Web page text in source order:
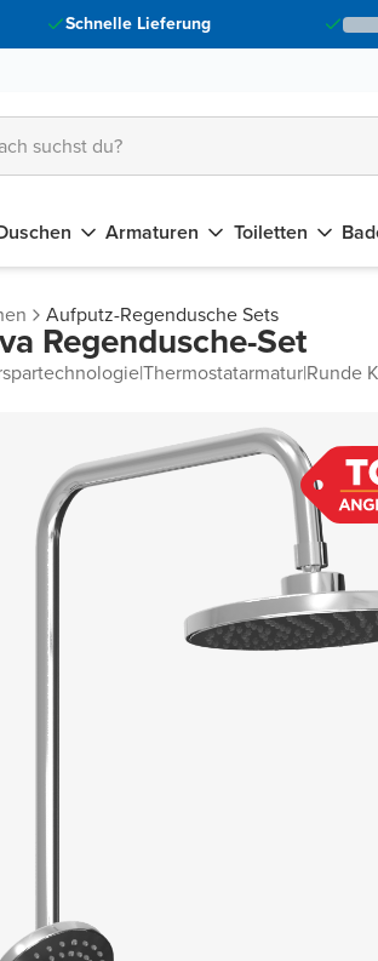
Schnelle Lieferung
Armaturen Toiletten
Aufputz-Regendusche Sets
Regendusche-Set
|Thermostatarmatur|Runde